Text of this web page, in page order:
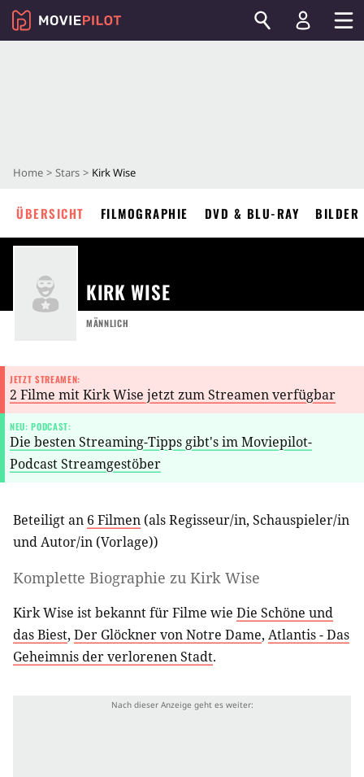
Home Stars Kirk Wise
ÜBERSICHT FILMOGRAPHIE DVD & BLU-RAY BILDER
KIRK WISE
MÄNNLICH
JETZT STREAMEN:
2 Filme mit Kirk Wise jetzt zum Streamen verfügbar
NEU: PODCAST:
Die besten Streaming-Tipps gibt's im Moviepilot-
Podcast Streamgestöber
Beteiligt an 6 Filmen (alsRegisseur/in, Schauspieler/in
undAutor/in (Vorlage))
Komplette Biographie zu Kirk Wise
Kirk Wise ist bekannt für Filme wie Die Schöne und
das Biest, Der Glöckner von Notre Dame, Atlantis - Das
Geheimnis der verlorenen Stadt.